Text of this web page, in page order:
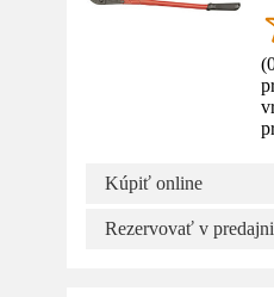
(
Kúpiť online
Rezervovať v predajni